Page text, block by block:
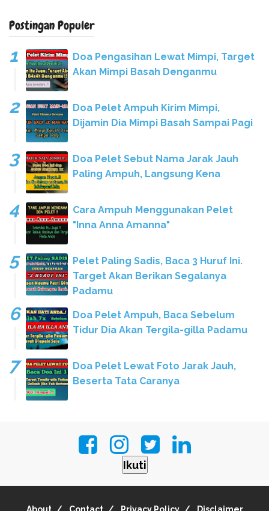
Postingan Populer
Doa Pengasihan Lewat Mimpi, Target
Akan Mimpi Basah Denganmu
Doa Pelet Ampuh Kirim Mimpi,
Dijamin Dia Mimpi Basah Sampai Pagi
Doa Pelet Sebut Nama Jarak Jauh
Paling Ampuh, Langsung Kena
Cara Ampuh Menggunakan Pelet
"Inna Anna Amanna"
Pelet Paling Sadis, Baca 3 Huruf Ini.
Target Akan Berikan Segalanya
Padamu
Doa Pelet Ampuh, Baca Sebelum
Tidur Dia Akan Tergila-gilla Padamu
Doa Pelet Lewat Foto Jarak Jauh,
Beserta Tata Caranya
Ikuti